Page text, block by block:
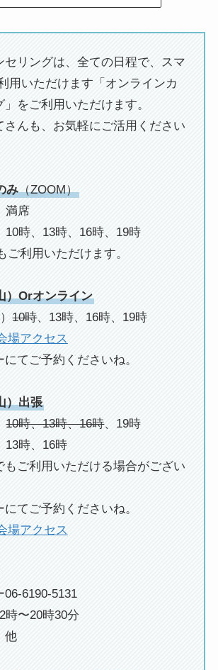
セリングは、全ての日程で、スマ
用いただけます「オンラインカ
」をご利用いただけます。
さんも、お気軽にご活用ください
み（ZOOM）
満席
10時、13時、16時、19時
ご利用いただけます。
）Orオンライン
10時、13時、16時、19時
場アクセス
てご予約くださいね。
）出張
10時、13時、16時、19時
13時、16時
もご利用いただける場合がござい
てご予約くださいね。
場アクセス
06-6190-5131
時〜20時30分
他